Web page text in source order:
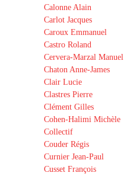
Calonne Alain
Carlot Jacques
Caroux Emmanuel
Castro Roland
Cervera-Marzal Manuel
Chaton Anne-James
Clair Lucie
Clastres Pierre
Clément Gilles
Cohen-Halimi Michèle
Collectif
Couder Régis
Curnier Jean-Paul
Cusset François